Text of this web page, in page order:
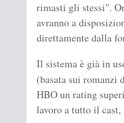
rimasti gli stessi".
avranno a
direttamente dalla
Il sistema è già in
(basata sui romanzi
HBO un rating
lavoro a tutto il cast,